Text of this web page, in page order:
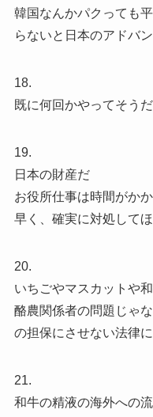
韓国なんかパクっても
らないと日本のアドバ
18.
既に何回かやってそうだ
19.
日本の財産だ
お役所仕事は時間がか
早く、確実に対処して
20.
いちごやマスカットや
酪農関係者の問題じゃ
の担保にさせない法律に
21.
和牛の精液の海外への